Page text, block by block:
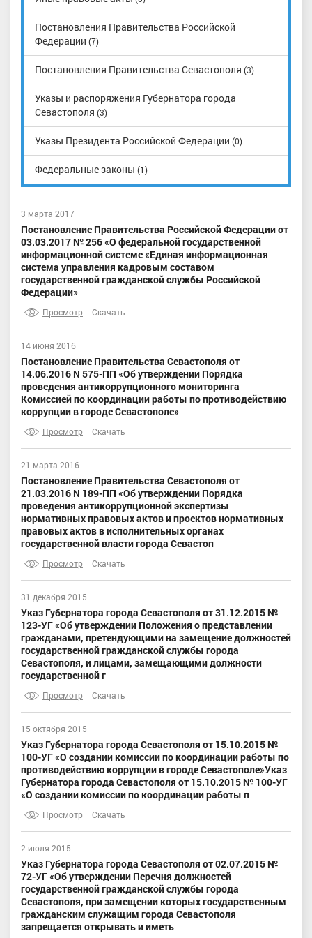
Постановления Правительства Российской
Федерации (7)
Постановления Правительства Севастополя (3)
Указы и распоряжения Губернатора города
Севастополя (3)
Указы Президента Российской Федерации (0)
Федеральные законы (1)
3 марта 2017
Постановление Правительства Российской Федерации от
03.03.2017 № 256 «О федеральной государственной
информационной системе «Единая информационная
система управления кадровым составом
государственной гражданской службы Российской
Федерации»
Просмотр Скачать
14 июня 2016
Постановление Правительства Севастополя от
14.06.2016 N 575-ПП «Об утверждении Порядка
проведения антикоррупционного мониторинга
Комиссией по координации работы по противодействию
коррупции в городе Севастополе»
Просмотр Скачать
21 марта 2016
Постановление Правительства Севастополя от
21.03.2016 N 189-ПП «Об утверждении Порядка
проведения антикоррупционной экспертизы
нормативных правовых актов и проектов нормативных
правовых актов в исполнительных органах
государственной власти города Севастоп
Просмотр Скачать
31 декабря 2015
Указ Губернатора города Севастополя от 31.12.2015 №
123-УГ «Об утверждении Положения о представлении
гражданами, претендующими на замещение должностей
государственной гражданской службы города
Севастополя, и лицами, замещающими должности
государственной г
Просмотр Скачать
15 октября 2015
Указ Губернатора города Севастополя от 15.10.2015 №
100-УГ «О создании комиссии по координации работы по
противодействию коррупции в городе Севастополе»Указ
Губернатора города Севастополя от 15.10.2015 № 100-УГ
«О создании комиссии по координации работы п
Просмотр Скачать
2 июля 2015
Указ Губернатора города Севастополя от 02.07.2015 №
72-УГ «Об утверждении Перечня должностей
государственной гражданской службы города
Севастополя, при замещении которых государственным
гражданским служащим города Севастополя
запрещается открывать и иметь